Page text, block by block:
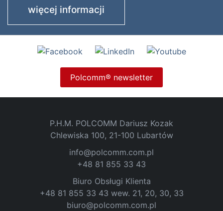
więcej informacji
Polcomm® newsletter
P.H.M. POLCOMM Dariusz Kozak
Chlewiska 100, 21-100 Lubartów
info@polcomm.com.pl
+48 81 855 33 43
Biuro Obsługi Klienta
+48 81 855 33 43 wew. 21, 20, 30, 33
biuro@polcomm.com.pl